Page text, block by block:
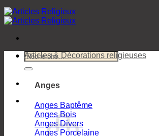
Recherche
pour :
Articles & Décorations religieuses
Anges
Anges Baptême
Anges Bois
Anges Divers
Anges Porcelaine